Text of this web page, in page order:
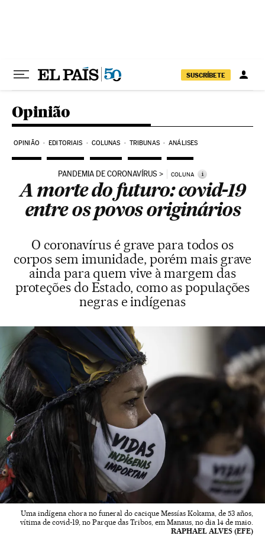
SUSCRÍBETE
Opinião
OPINIÃO EDITORIAIS COLUNAS TRIBUNAS ANÁLISES
PANDEMIA DE CORONAVÍRUS COLUNA i
A morte do futuro: covid-19
entre os povos originários
O coronavírus é grave para todos os
corpos sem imunidade, porém mais grave
ainda para quem vive à margem das
proteções do Estado, como as populações
negras e indígenas
Uma indígena chora no funeral do cacique Messías Kokama, de 53 años,
vítima de covid-19, no Parque das Tribos, em Manaus, no dia 14 de maio.
RAPHAEL ALVES (EFE)